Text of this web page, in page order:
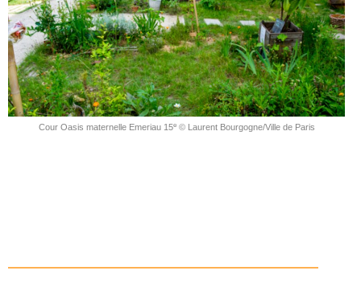
Cour Oasis maternelle Emeriau 15e© Laurent Bourgogne/Ville de Paris